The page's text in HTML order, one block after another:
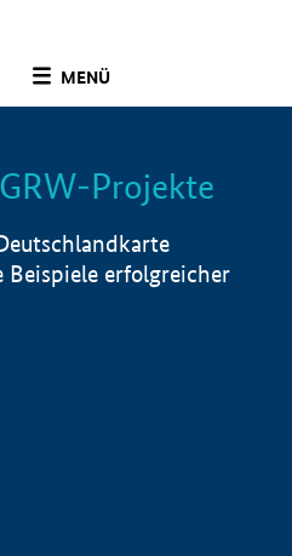
MENÜ
Info
Projekte
erfolgreicher